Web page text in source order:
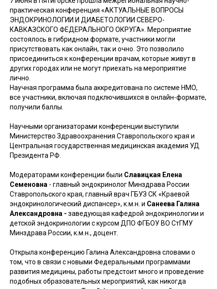
практическая конференция «АКТУАЛЬНЫЕ ВОПРОСЫ
ЭНДОКРИНОЛОГИИ И ДИАБЕТОЛОГИИ СЕВЕРО-
КАВКАЗСКОГО ФЕДЕРАЛЬНОГО ОКРУГА». Мероприятие
состоялось в гибридном формате, участники могли
присутствовать как онлайн, так и очно. Это позволило
присоединиться к конференции врачам, которые живут в
других городах или не могут приехать на мероприятие
лично.
Научная программа была аккредитована по системе НМО,
все участники, включая подключившихся в онлайн-формате,
получили баллы.
Научными организаторами конференции выступили
Министерство Здравоохранения Ставропольского края и
Центральная государственная медицинская академия УД
Президента РФ.
Модераторами конференции были Славицкая Елена
Семеновна - главный эндокринолог Минздрава России
Ставропольского края, главный врач ГБУЗ СК «Краевой
эндокринологический диспансер», к.м.н. и Санеева Галина
Александровна - заведующая кафедрой эндокринологии и
детской эндокринологии с курсом ДПО ФГБОУ ВО СтГМУ
Минздрава России, к.м.н., доцент.
Открыла конференцию Галина Александровна словами о
том, что в связи с новыми Федеральными программами
развития медицины, работы предстоит много и проведение
подобных образовательных мероприятий, как никогда